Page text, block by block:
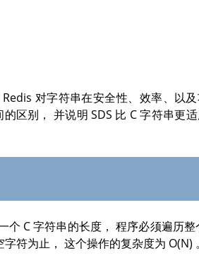
对字符串在安全性、效率、以
区别， 并说明 SDS 比 C 字符串更
个 C 字符串的长度， 程序必须遍历
符为止， 这个操作的复杂度为 O(N) 。